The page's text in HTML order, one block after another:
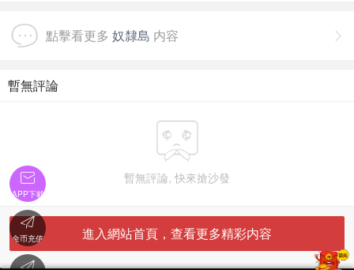

點擊看更多 奴隸島 内容
暫無評論

暫無評論, 快來搶沙發
進入網站首頁，查看更多精彩内容

APP下載

金币充值
